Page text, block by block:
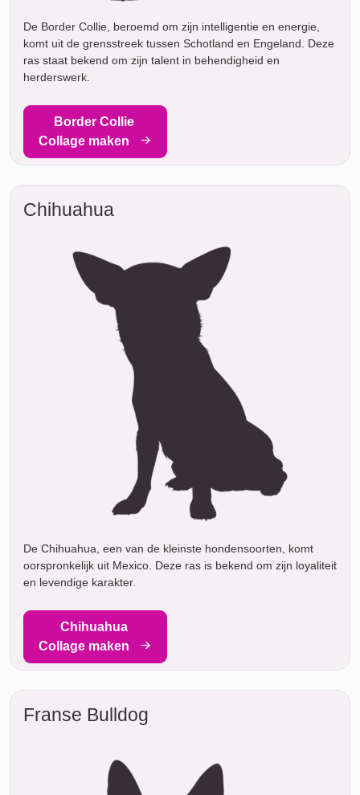
De Border Collie, beroemd om zijn intelligentie en energie,
komt uit de grensstreek tussen Schotland en Engeland. Deze
ras staat bekend om zijn talent in behendigheid en
herderswerk.
Border Collie
Collage maken
Chihuahua
De Chihuahua, een van de kleinste hondensoorten, komt
oorspronkelijk uit Mexico. Deze ras is bekend om zijn loyaliteit
en levendige karakter.
Chihuahua
Collage maken
Franse Bulldog